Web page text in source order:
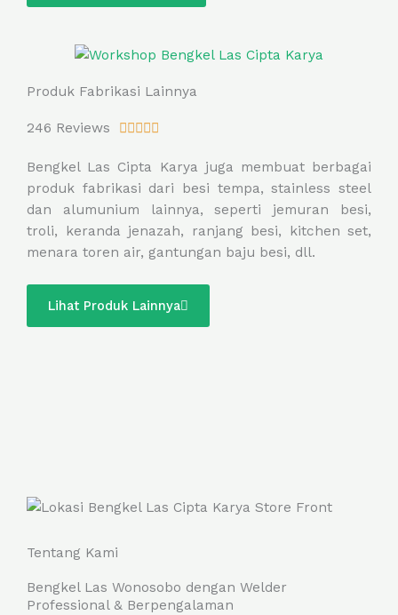
Produk Fabrikasi Lainnya
246 Reviews 
t
e
d
5
o
Bengkel Las Cipta Karya juga membuat berbagai
produk fabrikasi dari besi tempa, stainless steel
dan alumunium lainnya, seperti jemuran besi,
troli, keranda jenazah, ranjang besi, kitchen set,
menara toren air, gantungan baju besi, dll.
Lihat Produk Lainnya
Tentang Kami
Bengkel Las Wonosobo dengan Welder
Professional & Berpengalaman